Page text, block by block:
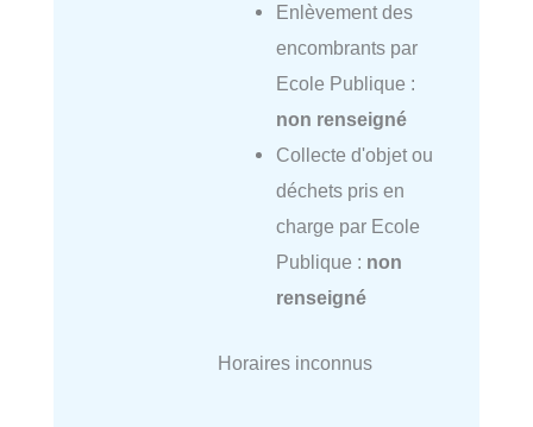
Enlèvement des
encombrants par
Ecole Publique :
non renseigné
Collecte d'objet ou
déchets pris en
charge par Ecole
Publique : non
renseigné
Horaires inconnus